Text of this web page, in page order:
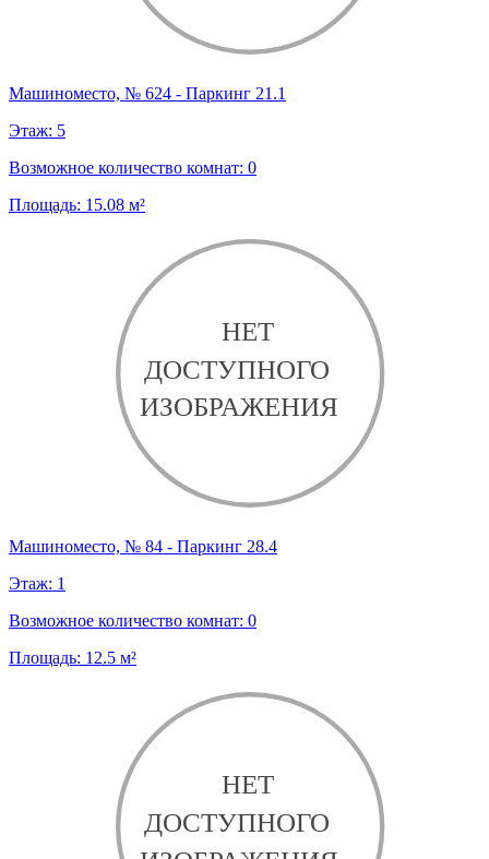
Машиноместо, № 624 - Паркинг 21.1
Этаж: 5
Возможное количество комнат: 0
Площадь: 15.08 м²
Машиноместо, № 84 - Паркинг 28.4
Этаж: 1
Возможное количество комнат: 0
Площадь: 12.5 м²